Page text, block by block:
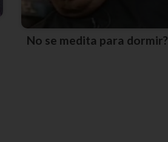
No se medita para dormir?